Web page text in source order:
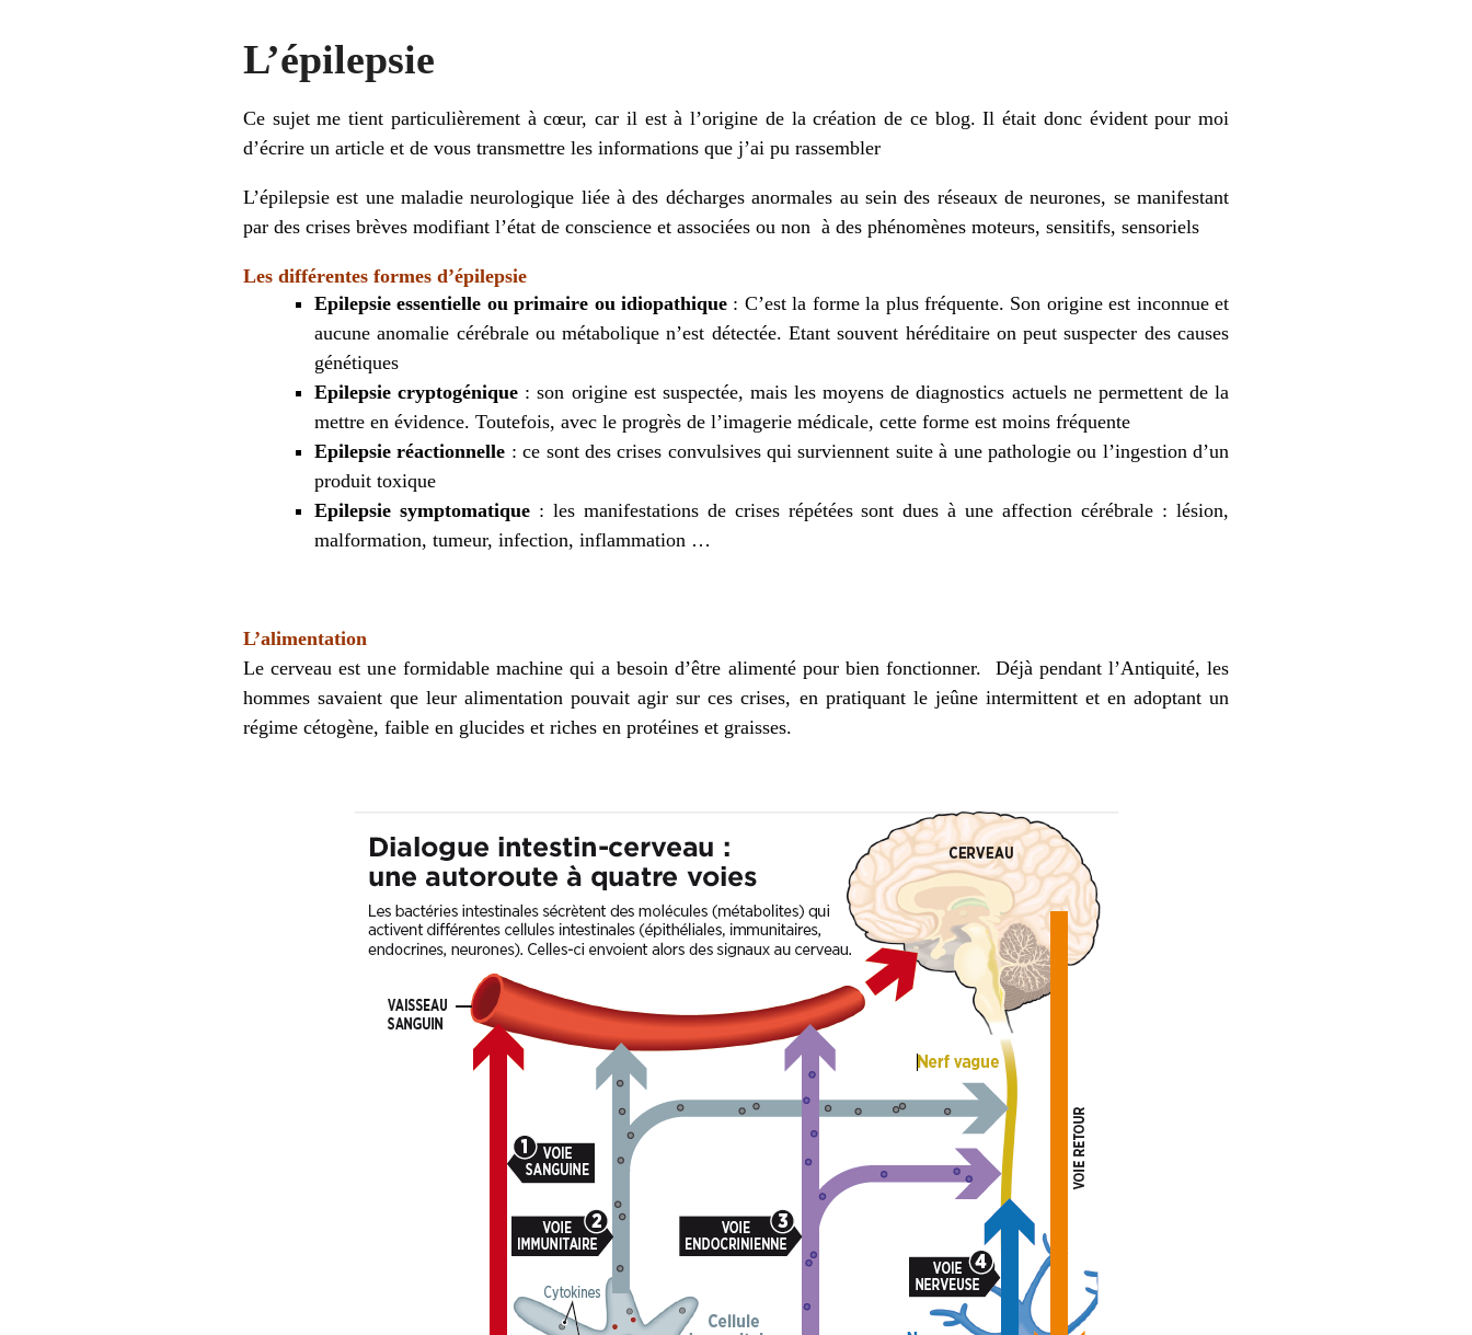
L’épilepsie
Ce sujet me tient particulièrement à cœur, car il est à l’origine de la création de ce blog. Il était donc évident pour moi
d’écrire un article et de vous transmettre les informations que j’ai pu rassembler
L’épilepsie est une maladie neurologique liée à des décharges anormales au sein des réseaux de neurones, se manifestant
par des crises brèves modifiant l’état de conscience et associées ou non à des phénomènes moteurs, sensitifs, sensoriels
Les différentes formes d’épilepsie
Epilepsie essentielle ou primaire ouidiopathique : C’est la forme la plus fréquente. Son origine est inconnue et
aucune anomalie cérébrale ou métabolique n’est détectée. Etant souvent héréditaire on peut suspecter des causes
génétiques
Epilepsiecryptogénique : son origine est suspectée, mais les moyens de diagnostics actuels ne permettent de la
mettre en évidence. Toutefois, avec le progrès de l’imagerie médicale, cette forme est moins fréquente
Epilepsie réactionnelle : ce sont des crises convulsives qui surviennent suite à une pathologie ou l’ingestion d’un
produit toxique
Epilepsie symptomatique: les manifestations de crises répétées sont dues à une affection cérébrale : lésion,
malformation, tumeur, infection, inflammation …
L’alimentation
Le cerveau est une formidable machine qui a besoin d’être alimenté pour bien fonctionner. Déjà pendant l’Antiquité, les
hommes savaient que leur alimentation pouvait agir sur ces crises, en pratiquant le jeûne intermittent et en adoptant un
régime cétogène, faible en glucides et riches en protéines et graisses.